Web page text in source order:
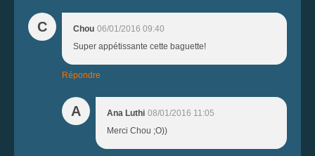
C Chou 06/01/2016 09:40
Super appétissante cette baguette!
Répondre
A Ana Luthi 08/01/2016 11:05
Merci Chou ;O))